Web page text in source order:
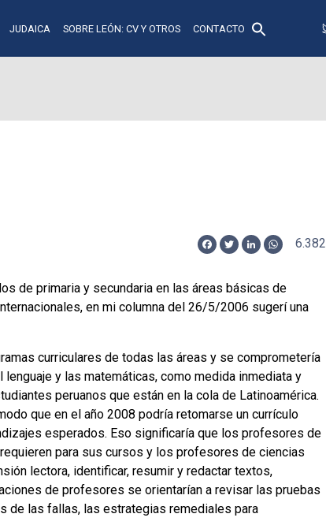
JUDAICA SOBRE LEÓN: CV Y OTROS CONTACTO
Facebook
TwitterLinkedInWhatsApp
6.382
de primaria y secundaria en las áreas básicas de
en mi columna del 26/5/2006 sugerí una
curriculares de todas las áreas y se comprometería
y las matemáticas, como medida inmediata y
peruanos que están en la cola de Latinoamérica.
que en el año 2008 podría retomarse un currículo
esperados. Eso significaría que los profesores de
para sus cursos y los profesores de ciencias
lectora, identificar, resumir y redactar textos,
de profesores se orientarían a revisar las pruebas
de las fallas, las estrategias remediales para